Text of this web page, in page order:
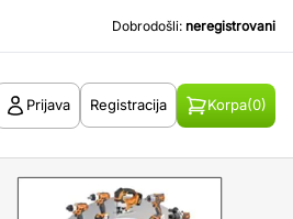
Dobrodošli: neregistrovani
Prijava Registracija Korpa(0)